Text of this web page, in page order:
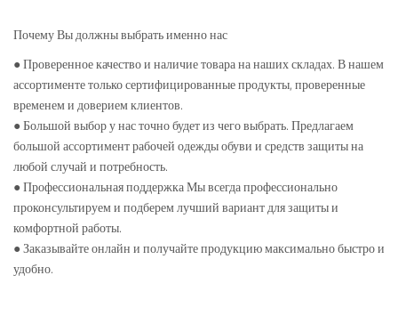
Почему Вы должны выбрать именно нас
● Проверенное качество и наличие товара на наших складах. В нашем
ассортименте только сертифицированные продукты, проверенные
временем и доверием клиентов.
● Большой выбор у нас точно будет из чего выбрать. Предлагаем
большой ассортимент рабочей одежды обуви и средств защиты на
любой случай и потребность.
● Профессиональная поддержка Мы всегда профессионально
проконсультируем и подберем лучший вариант для защиты и
комфортной работы.
● Заказывайте онлайн и получайте продукцию максимально быстро и
удобно.